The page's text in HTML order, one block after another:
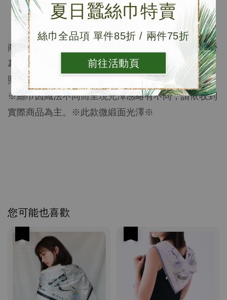
夏日蠶絲巾特賣
絲巾全品項 單件85折 / 兩件75折
前往活動頁
長度: 55X55cm
商品顏色以實品為準，照片皆經縝密校色，然各別螢
幕色差不盡相同，與實品較相近之顏色可參考單品
照。
※絲巾因織法不同而呈現光澤感略有不同，請依收到
實際商品為主。※此款微緞面光澤※
您可能也喜歡